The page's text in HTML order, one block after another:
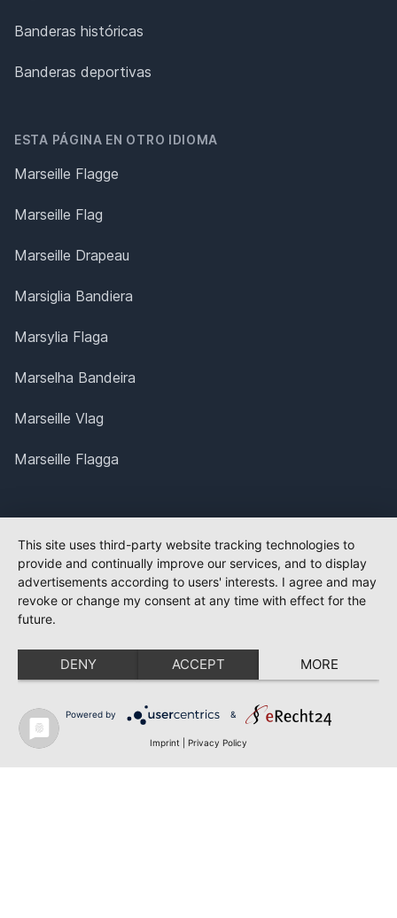
Banderas históricas
Banderas deportivas
ESTA PÁGINA EN OTRO IDIOMA
Marseille Flagge
Marseille Flag
Marseille Drapeau
Marsiglia Bandiera
Marsylia Flaga
Marselha Bandeira
Marseille Vlag
Marseille Flagga
This site uses third-party website tracking technologies to
provide and continually improve our services, and to display
advertisements according to users' interests. I agree and may
revoke or change my consent at any time with effect for the
future.
DENY ACCEPT MORE
Powered by &
Imprint Privacy Policy